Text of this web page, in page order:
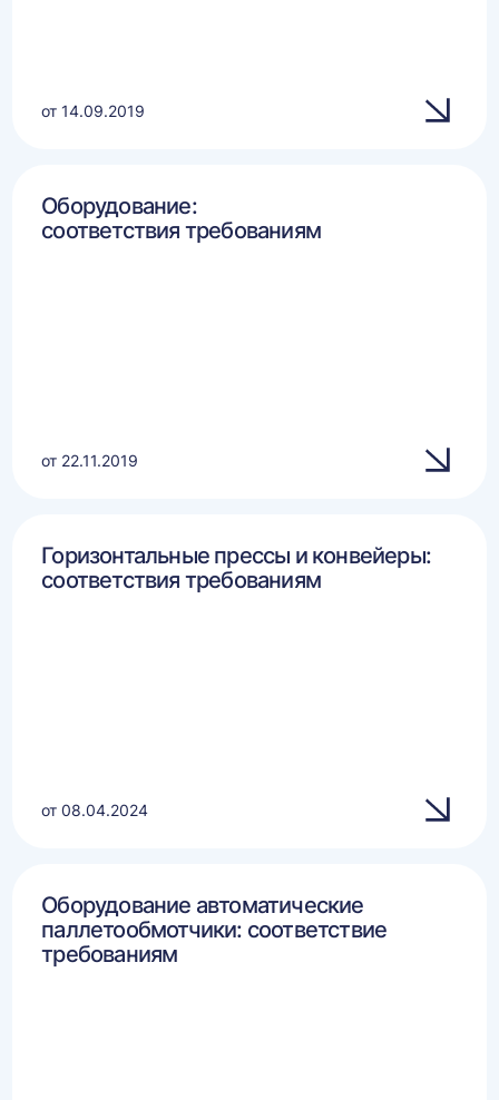
от 14.09.2019
Оборудование:
соответствия требованиям
от 22.11.2019
Горизонтальные прессы и конвейеры:
соответствия требованиям
от 08.04.2024
Оборудование автоматические
паллетообмотчики: соответствие
требованиям